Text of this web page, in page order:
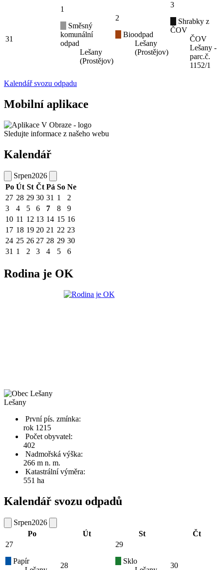
31
1
Směsný
komunální
odpad
Lešany
(Prostějov)
2
Bioodpad
Lešany
(Prostějov)
3
Shrabky z
ČOV
ČOV
Lešany -
parc.č.
1152/1
Kalendář svozu odpadu
Mobilní aplikace
Sledujte informace z našeho webu
Kalendář
Srpen2026
Po Út St Čt Pá So Ne
27 28 29 30 31 1
2
3
4 5 6 7 8
9
10 11 12 13 14 15 16
17 18 19 20 21 22 23
24 25 26 27 28 29 30
31 1 2 3 4 5 6
Rodina je OK
Lešany
První pís. zmínka:
rok 1215
Počet obyvatel:
402
Nadmořská výška:
266 m n. m.
Katastrální výměra:
551 ha
Kalendář svozu odpadů
Srpen2026
Po
Út St
Čt
27
Papír
28
29
Sklo
30